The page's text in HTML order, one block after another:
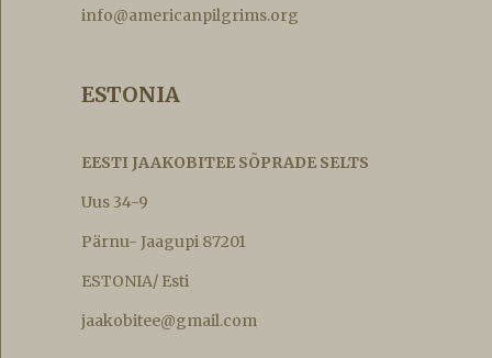
info@americanpilgrims.org
ESTONIA
EESTI JAAKOBITEE SÕPRADE SELTS
Uus 34-9
Pärnu- Jaagupi 87201
ESTONIA/ Esti
jaakobitee@gmail.com